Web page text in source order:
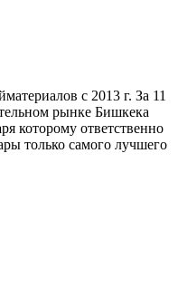
с 2013 г. За 11
рынке Бишкека
которому ответственно
только самого лучшего